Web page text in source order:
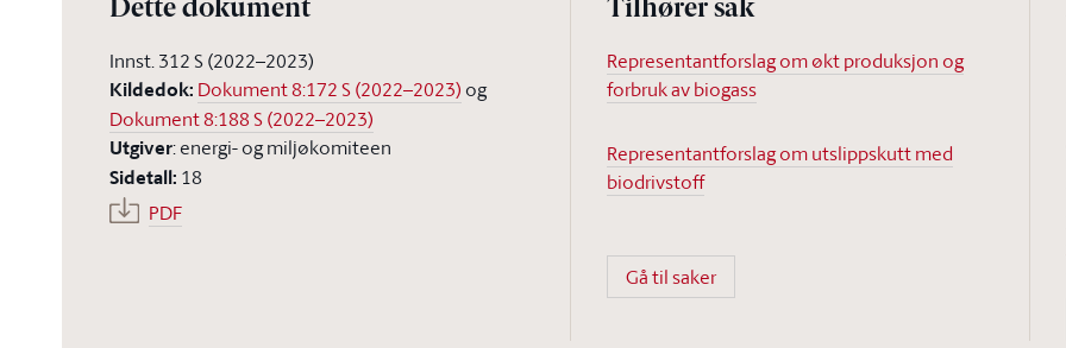
Dette dokument
Innst. 312 S (2022–2023)
Kildedok: Dokument 8:172 S (2022–2023) og
Dokument 8:188 S (2022–2023)
Utgiver:energi- og miljøkomiteen
Sidetall: 18
PDF
Tilhører sak
Representantforslag om økt produksjon og
forbruk av biogass
Representantforslag om utslippskutt med
biodrivstoff
Gå til saker